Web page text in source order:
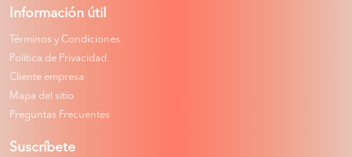
Información útil
Términos y Condiciones
Política de Privacidad
Cliente empresa
Mapa del sitio
Preguntas Frecuentes
Suscríbete